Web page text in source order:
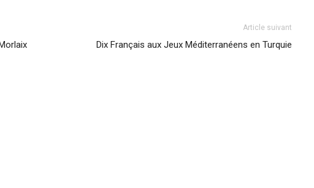
Article suivant
Dix Français aux Jeux Méditerranéens en Turquie